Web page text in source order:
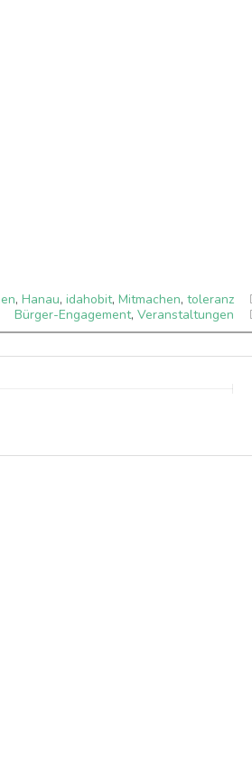
, Hanau, idahobit, Mitmachen, toleranz
Bürger-Engagement, Veranstaltungen